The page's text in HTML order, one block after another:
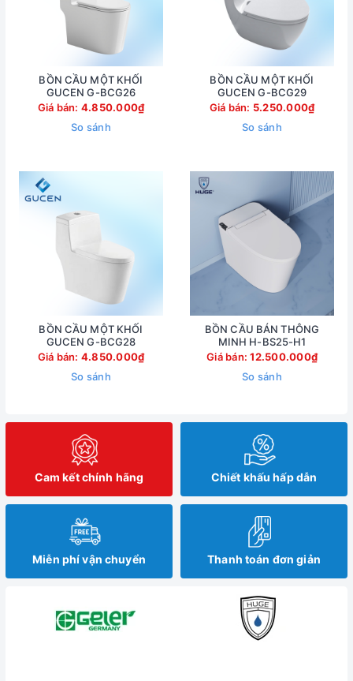
BỒN CẦU MỘT KHỐI
GUCEN G-BCG26
Giá bán: 4.850.000₫
So sánh
BỒN CẦU MỘT KHỐI
GUCEN G-BCG29
Giá bán: 5.250.000₫
So sánh
BỒN CẦU MỘT KHỐI
GUCEN G-BCG28
Giá bán: 4.850.000₫
So sánh
BỒN CẦU BÁN THÔNG
MINH H-BS25-H1
Giá bán:12.500.000₫
So sánh
Cam kết chính hãng Chiết khấu hấp dẫn
Miễn phí vận chuyển Thanh toán đơn giản